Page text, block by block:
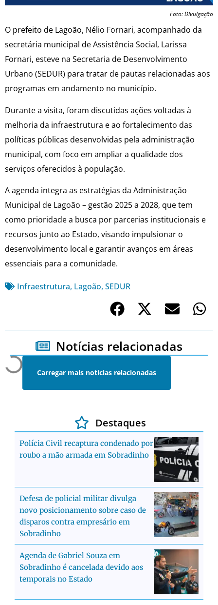
Foto: Divulgação
O prefeito de Lagoão, Nélio Fornari, acompanhado da
secretária municipal de Assistência Social, Larissa
Fornari, esteve na Secretaria de Desenvolvimento
Urbano (SEDUR) para tratar de pautas relacionadas aos
programas em andamento no município.
Durante a visita, foram discutidas ações voltadas à
melhoria da infraestrutura e ao fortalecimento das
políticas públicas desenvolvidas pela administração
municipal, com foco em ampliar a qualidade dos
serviços oferecidos à população.
A agenda integra as estratégias da Administração
Municipal de Lagoão – gestão 2025 a 2028, que tem
como prioridade a busca por parcerias institucionais e
recursos junto ao Estado, visando impulsionar o
desenvolvimento local e garantir avanços em áreas
essenciais para a comunidade.
Infraestrutura, Lagoão, SEDUR
Notícias relacionadas
Carregar mais notícias relacionadas
Destaques
Polícia Civil recaptura condenado por
roubo a mão armada em Sobradinho
Defesa de policial militar divulga
novo posicionamento sobre caso de
disparos contra empresário em
Sobradinho
Agenda de Gabriel Souza em
Sobradinho é cancelada devido aos
temporais no Estado